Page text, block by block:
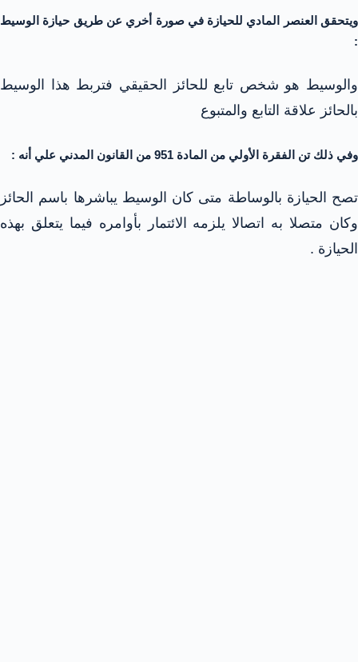
ويتحقق العنصر المادي للحيازة في صورة أخري عن طريق حيازة الوسيط
:
والوسيط هو شخص تابع للحائز الحقيقي فتربط هذا الوسيط
بالحائز علاقة التابع والمتبوع
وفي ذلك تن الفقرة الأولي من المادة 951 من القانون المدني علي أنه :
تصح الحيازة بالوساطة متى كان الوسيط يباشرها باسم الحائز
وكان متصلا به اتصالا يلزمه الائتمار بأوامره فيما يتعلق بهذه
الحيازة .